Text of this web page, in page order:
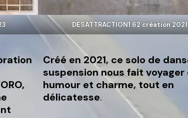
DESATTRACTION1.62 création 2021
Créé en 2021, ce solo de
suspension nous fait voyager
humour et charme, tout en
délicatesse.